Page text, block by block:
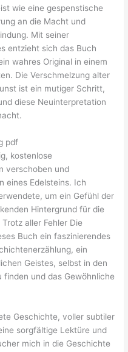
wie eine gespenstische
an die Macht und
Mit seiner
entzieht sich das Buch
wahres Original in einem
Die Verschmelzung alter
ist ein mutiger Schritt,
diese Neuinterpretation
pdf
kostenlose
verschoben und
eines Edelsteins. Ich
um ein Gefühl der
Hintergrund für die
aller Fehler Die
Buch ein faszinierendes
ein
Geistes, selbst in den
und das Gewöhnliche
Geschichte, voller subtiler
sorgfältige Lektüre und
mich in die Geschichte